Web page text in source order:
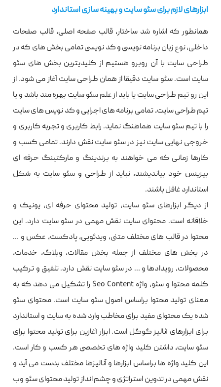
ابزارهای لازم برای سئو سایت و بهینه سازی استاندارد
همانطور که اشاره شد ساختار، قالب صفحه اصلی، قالب صفحات
داخلی، نوع زبان برنامه نویسی و کد نویسی تمامی بخش های که در
طراحی سایت با آن روبرو هستیم از کلیدیترین بخش های سئو
سایت است. سئو سایت دقیقا از همان طراحی سایت آغاز می شود. از
این رو تیم طراحی سایت یا باید از علم سئو سایت بهره مند باشد و یا
تیم طراحی سایت، تمامی برنامه های اجرایی و کد نویس های سایت
را با تیم سئو سایت هماهنگ نماید. رابط کاربری و تجربه کاربری و
خروجی نهایی سایت نیز در سئو سایت نقش دارند. تمامی کسب و
کارها زمانی که می خواهند به برندینگ و مارکتینگ حرفه ای
بیزینس خود بیاندیشند، نباید از طراحی و سئو سایت به شکل
استاندارد غافل باشند.
از دیگر ابزارهای سئو سایت، تولید محتوای حرفه ای، یونیک و
خلاقانه است. محتوای سایت نقش مهمی در سئو سایت دارد. این
محتوا در قالب های مختلف متنی، ویدئویی، پادکست، عکس و …
در بخش های مختلف از جمله بخش مقالات، وبلاگ، خدمات،
محصولات، رویدادها و … در سئو سایت نقش دارد. تلفیق و ترکیب
کلمه محتوا و سئو، واژه Seo Content را تشکیل می دهد که به
معنای تولید محتوا براساس اصول سئو سایت است. محتوای سئو
شده یک محتوای مفید برای مخاطب وارد شده به سایت و استاندارد
برای ابزارهای آنالیز گوگل است. ابزار آغازین برای تولید محتوا برای
سئو سایت، داشتن کلید واژه های تخصصی هر کسب و کار است.
این کلید واژه ها براساس ابزارها و آنالیزها مختلف بدست می آید و
نقش مهمی در تدوین استراتژی و چشم انداز تولید محتوای سئو وب